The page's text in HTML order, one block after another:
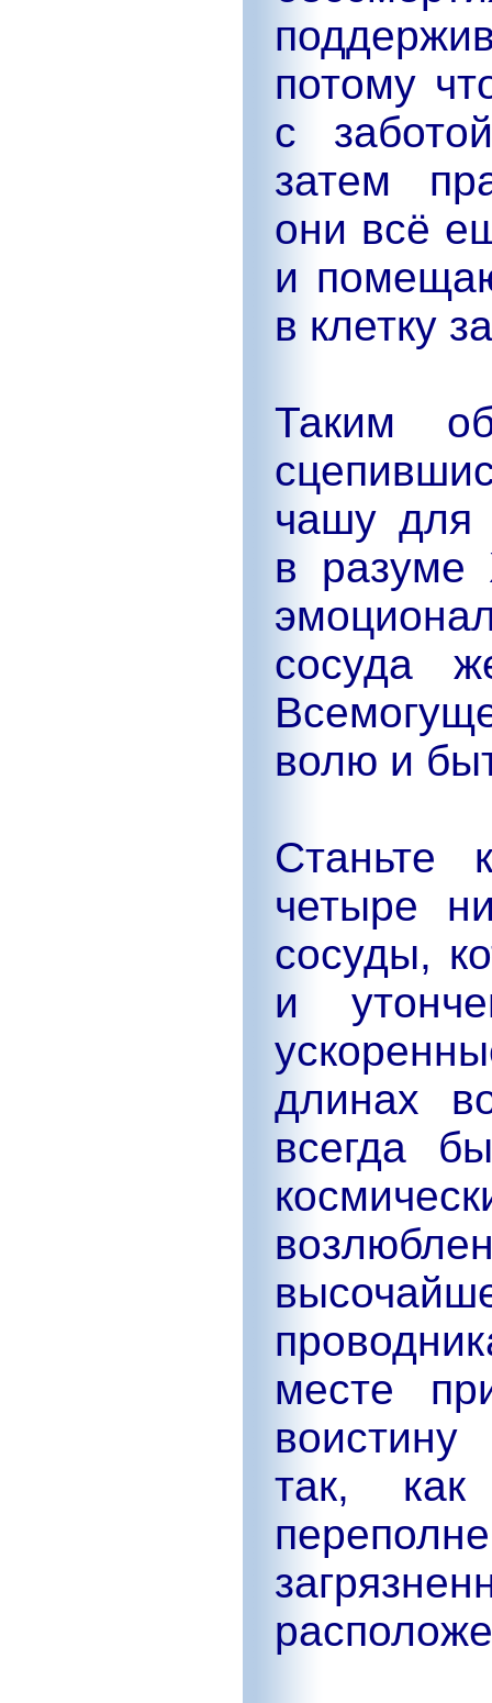
потому
с
затем
они всё
и
в клетку
Таким
чашу для
в разуме
сосуда
волю и
Станьте
четыре
сосуды,
и
длинах
всегда
месте
так,